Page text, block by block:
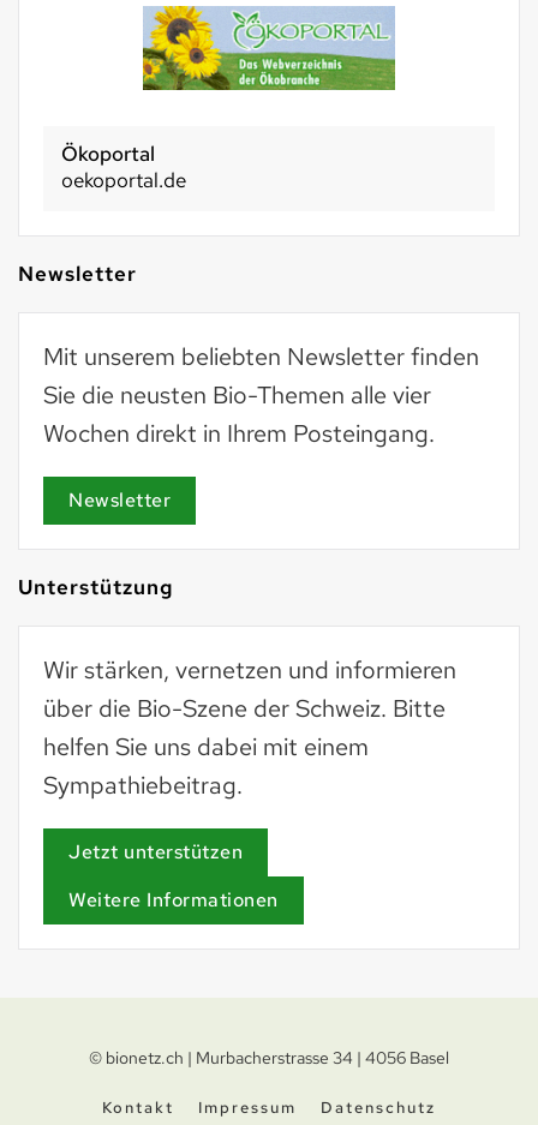
Ökoportal
oekoportal.de
Newsletter
Mit unserem beliebten Newsletter finden
Sie die neusten Bio-Themen alle vier
Wochen direkt in Ihrem Posteingang.
Newsletter
Unterstützung
Wir stärken, vernetzen und informieren
über die Bio-Szene der Schweiz. Bitte
helfen Sie uns dabei mit einem
Sympathiebeitrag.
Jetzt unterstützen
Weitere Informationen
© bionetz.ch | Murbacherstrasse 34 | 4056 Basel
Kontakt Impressum Datenschutz